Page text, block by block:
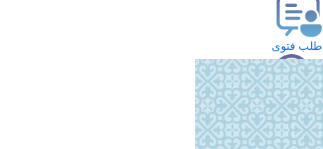
طلب فتوى
استعلام عن فتوى